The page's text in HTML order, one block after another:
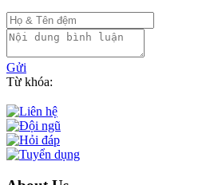
Gửi
Từ khóa: